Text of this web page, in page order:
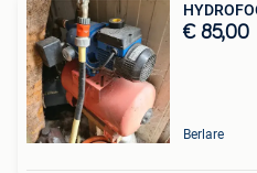
€ 85,00
Berlare